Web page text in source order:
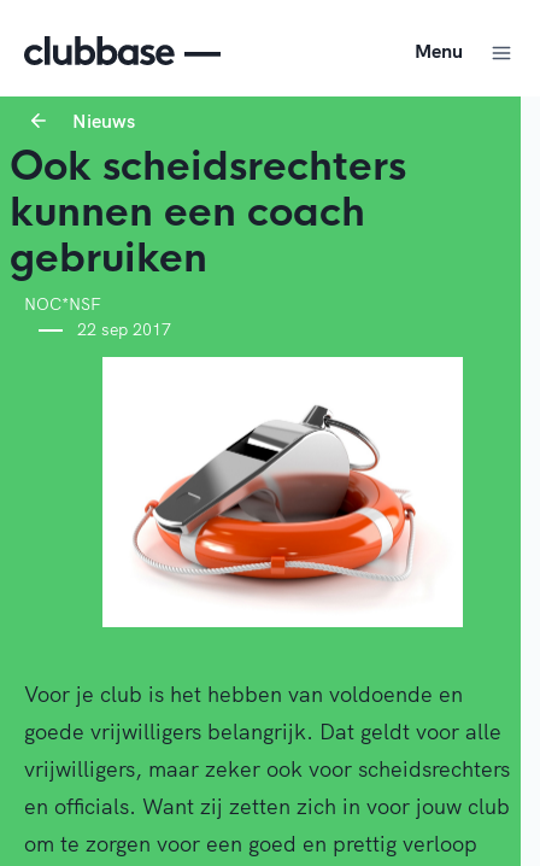
Menu
Nieuws
Ook scheidsrechters
kunnen een coach
gebruiken
NOC*NSF
22 sep 2017
Voor je club is het hebben van voldoende en
goede vrijwilligers belangrijk. Dat geldt voor alle
vrijwilligers, maar zeker ook voor scheidsrechters
en officials. Want zij zetten zich in voor jouw club
om te zorgen voor een goed en prettig verloop